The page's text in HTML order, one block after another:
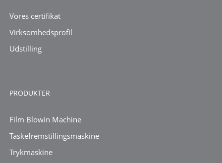
Vores certifikat
Virksomhedsprofil
Udstilling
PRODUKTER
Film Blowin Machine
Taskefremstillingsmaskine
Trykmaskine